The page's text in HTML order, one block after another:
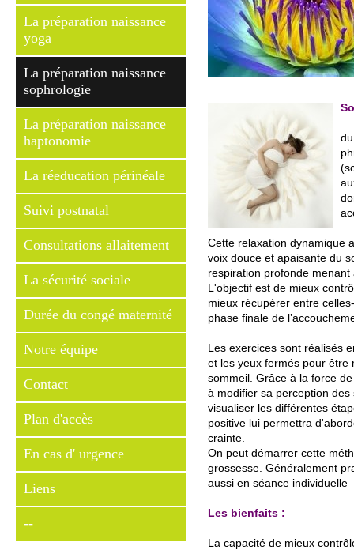
La préparation naissance
yoga
La préparation naissance
sophrologie
La préparation naissance
haptonomie
La réeducation périnéale
Suivi postnatal
Consultations allaitement
La sécurité sociale
Durée du congé maternité
Notre équipe
Contact
Plan d'accès
En cas d' urgence
Liens
--
Cette relaxation dynamique
voix douce et apaisante du
respiration profonde
L'objectif est de mieux
mieux récupérer entre
phase finale de
Les exercices sont réalisés
et les yeux fermés pour être
sommeil. Grâce à la force
à modifier sa perception
visualiser les différentes
positive lui permettra
crainte.
On peut démarrer cette
grossesse. Généralement
aussi en séance individu elle
Les bienfaits :
La capacité de mieux